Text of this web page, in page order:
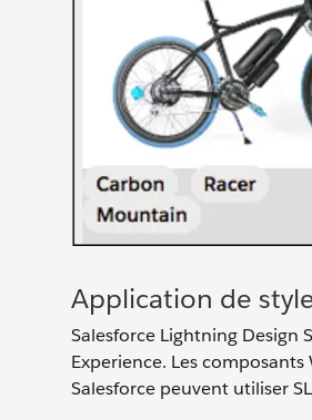
Application de
Salesforce Lightning Design
Experience. Les
Salesforce peuvent utiliser